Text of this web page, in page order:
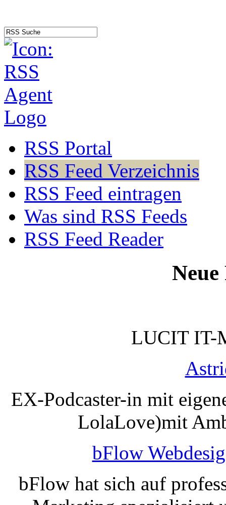
RSS Portal
RSS Feed Verzeichnis
RSS Feed eintragen
Was sind RSS Feeds
RSS Feed Reader
Neue
LUCIT IT-
EX-Podcaster-in mit
LolaLove)mit
bFlow
bFlow hat sich auf